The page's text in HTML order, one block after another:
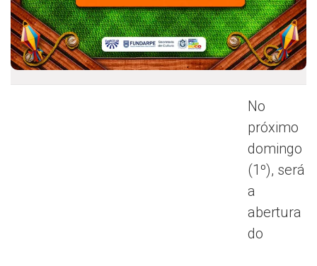
No
próximo
domingo
(1º), será
a
abertura
do